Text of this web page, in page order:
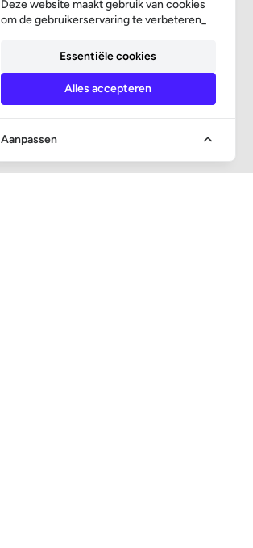
Deze website maakt gebruik van cookies
om de gebruikerservaring te verbeteren_
Essentiële cookies
Alles accepteren
Aanpassen